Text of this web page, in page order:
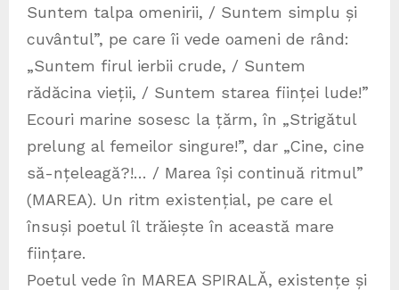
Suntem talpa omenirii, / Suntem simplu și
cuvântul”, pe care îi vede oameni de rând:
„Suntem firul ierbii crude, / Suntem
rădăcina vieții, / Suntem starea ființei lude!”
Ecouri marine sosesc la țărm, în „Strigătul
prelung al femeilor singure!”, dar „Cine, cine
să-nțeleagă?!… / Marea își continuă ritmul”
(MAREA). Un ritm existențial, pe care el
însuși poetul îl trăiește în această mare
ființare.
Poetul vede în MAREA SPIRALĂ, existențe și